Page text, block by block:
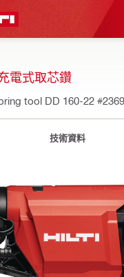
電式取芯鑽
tool DD 160-22
技術資料